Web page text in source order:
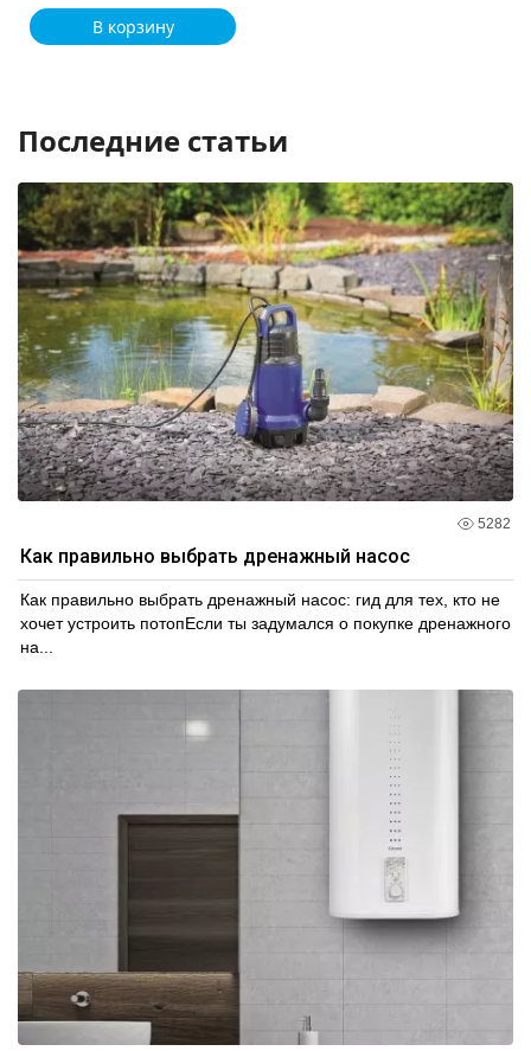
В корзину
Последние статьи
5282
Как правильно выбрать дренажный насос
Как правильно выбрать дренажный насос: гид для тех, кто не
хочет устроить потопЕсли ты задумался о покупке дренажного
на...